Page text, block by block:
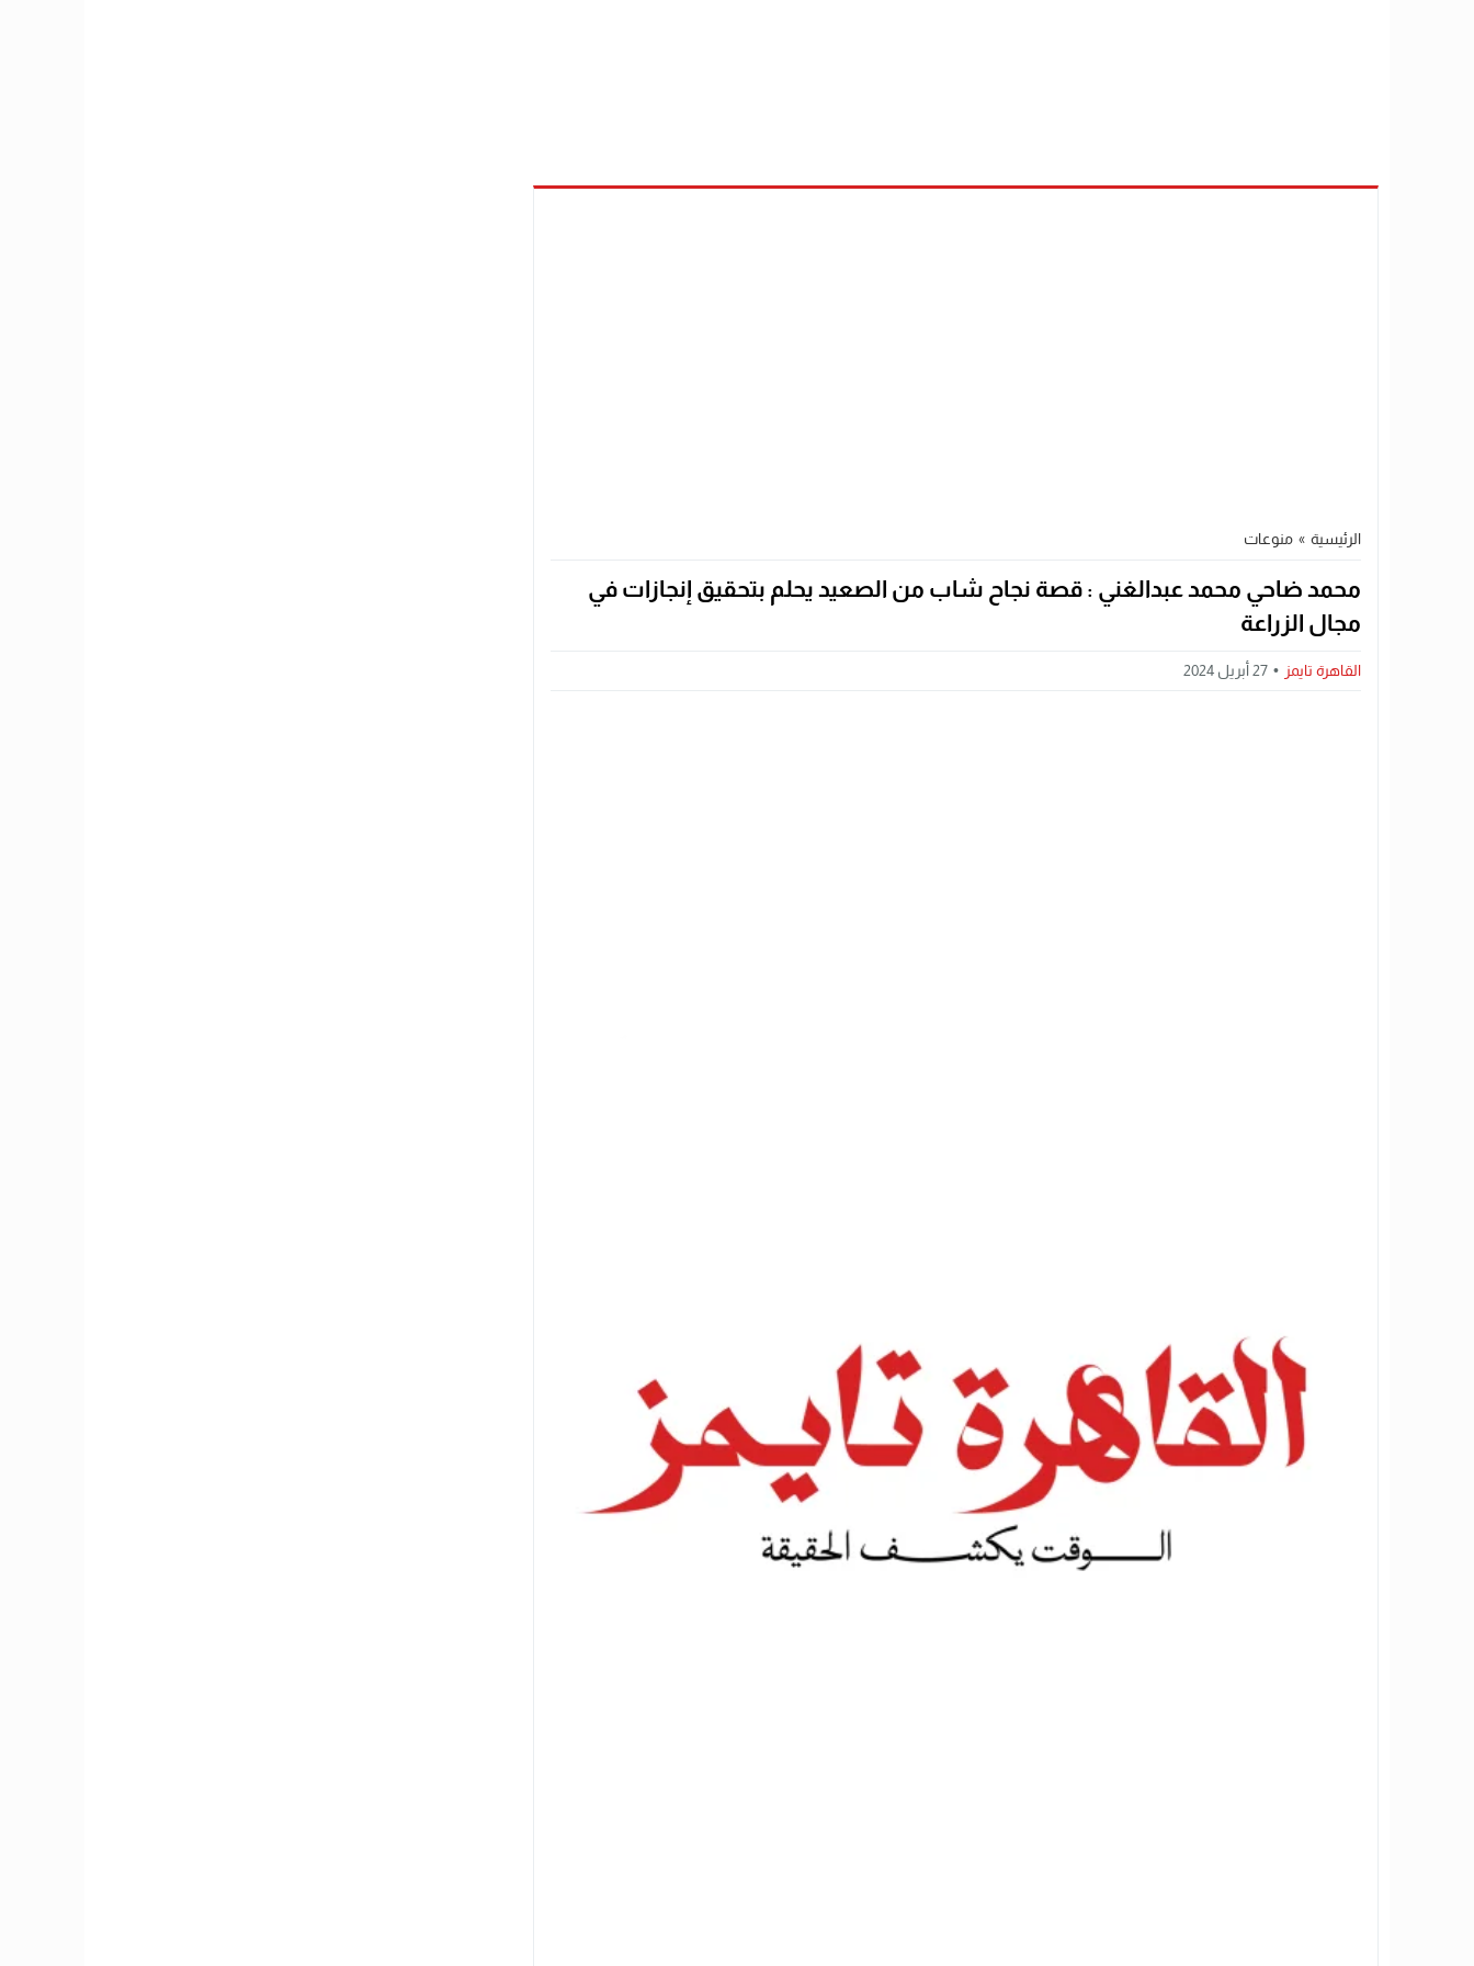
الرئيسية » منوعات
محمد ضاحي محمد عبدالغني : قصة نجاح شاب من الصعيد يحلم بتحقيق إنجازات في
مجال الزراعة
القاهرة تايمز 27 أبريل 2024